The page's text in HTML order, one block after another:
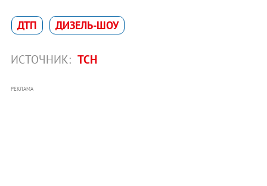
ДТП ДИЗЕЛЬ-ШОУ
ИСТОЧНИК: ТСН
РЕКЛАМА